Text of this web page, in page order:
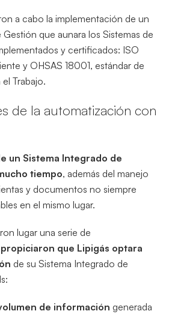
a cabo la implementación de un
que aunara los Sistemas de
y certificados: ISO
y OHSAS 18001, estándar de
Trabajo.
de la automatización con
un Sistema Integrado de
tiempo, además del manejo
y documentos no siempre
en el mismo lugar.
lugar una serie de
que Lipigás optara
de su Sistema Integrado de
de información generada